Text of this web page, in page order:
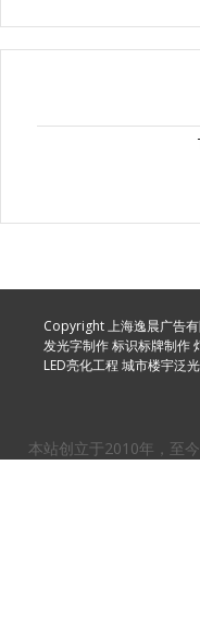
Copyright 上海逸晨广告
发光字制作标识标牌制作
LED亮化工程 城市楼宇泛
本站创立于2010年，至